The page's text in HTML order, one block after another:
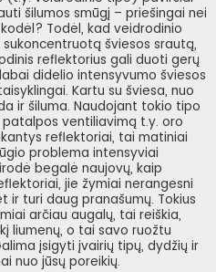
šilumos smūgį – priešingai nei
Todėl, kad veidrodinio
šviesos srautą,
reflektorius gali duoti gerų
didelio intensyvumo šviesos
Kartu su šviesa, nuo
ir šiluma. Naudojant tokio tipo
ventiliavimą t.y. oro
reflektoriai, tai matiniai
problema intensyviai
begalė naujovų, kaip
jie žymiai nerangesni
turi daug pranašumų. Tokius
arčiau augalų, tai reiškia,
liumenų, o tai savo ruožtu
įsigyti įvairių tipų, dydžių ir
nuo jūsų poreikių.